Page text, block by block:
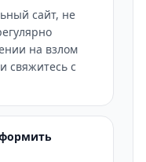
сайт, не
на взлом
свяжитесь с